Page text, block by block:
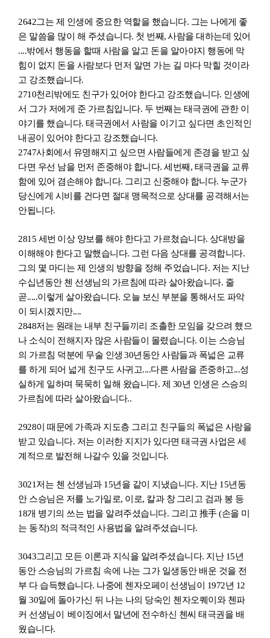
2642그는 제 인생에 중요한 역할을 했습니다. 그는 나에게 좋
은 말씀을 많이 해 주셨습니다. 첫 번째,사람을 대하는데 있어
....밖에서 행동을 할때 사람을 알고 돈을 알아야지 행동에 막
힘이 없지 돈을 사람보다 먼저 알면 가는 길 마다 막힐 것이라
고 강조했습니다.
2710천리밖에도 친구가 있어야 한다고 강조했습니다. 인생에
서 그가 저에게 준 가르침입니다. 두 번째는 태극권에 관한 이
야기를 했습니다. 태극권에서 사람을 이기고 싶다면 초인적인
내공이 있어야 한다고 강조했습니다.
2747사회에서 유명해지고 싶으면 사람들에게 존경을 받고 싶
다면 우선 남을 먼저 존중해야 합니다. 세번째 , 태극권을 교류
함에 있어 겸손해야 합니다. 그리고 신중해야 합니다. 누군가
당신에게 시비를 건다면 절대 맹목적으로 상대를 공격해서는
안됩니다.
2815 세 번 이상 양보를 해야 한다고 가르쳤습니다. 상대방을
이해해야 한다고 말했습니다. 그런 다음 상대를 공격합니다.
그의 몇 마디는 제 인생의 방향을 정해 주었습니다. 저는 지난
수십년동안 첸 선생님의 가르침에 따라 살아왔습니다. 줄
곧.....이렇게 살아왔습니다. 오늘 보신 부분을 통해서도 파악
이 되시겠지만....
2848저는 원래는 내부 친구들끼리 조촐한 모임을 갖으려 했으
나 소식이 전해지자 많은 사람들이 몰렸습니다. 이는 스승님
의 가르침 덕분에 무술 인생 30년동안 사람들과 폭넓은 교류
를 하게 되어 넓게 친구도 사귀고....다른 사람을 존중하고...성
실하게 일하며 묵묵히 일해 왔습니다. 제 30년 인생은 스승의
가르침에 따라 살아왔습니다..
2928이 때문에 가족과 지도층 그리고 친구들의 폭넓은 사랑을
받고 있습니다. 저는 이러한 지지가 있다면 태극권 사업은 세
계적으로 발전해 나갈수 있을 것입니다.
3021저는 첸 선생님과 15년을 같이 지냈습니다. 지난 15년동
안 스승님은 저를 노가일로, 이 로, 칼과 창 그리고 검과 봉 등
18개 병기의 쓰는 법을 알려주셨습니다. 그리고 推手 (손을 미
는 동작)의 적극적인 사용법을 알려주셨습니다.
3043그리고 모든 이론과 지식을 알려주셨습니 다. 지난 15년
동안 스승님의 가르침 속에 나는 그가 일생동안 배운 것을 전
부 다 습득했습니 다. 나중에 첸자오페이 선생님이 1972년 12
월 30일에 돌아가신 뒤 나는 나의 당숙인 첸자오퀘이와 첸파
커 선생님이
베이징에서 말년에 전수하신 첸씨 태극권을 배
웠습니 다.